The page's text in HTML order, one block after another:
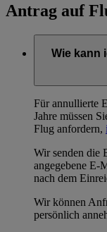
Antrag auf
Wie kann
Für annullierte
Jahre müssen
Flug anfordern,
Wir senden die
angegebene E-
nach dem
Wir können
persönlich